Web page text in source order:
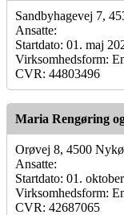
Sandbyhagevej 7,
Ansatte:
Startdato: 01. maj
Virksomhedsform:
CVR: 44803496
Maria Rengøring
Orøvej 8, 4500
Ansatte:
Startdato: 01.
Virksomhedsform:
CVR: 42687065